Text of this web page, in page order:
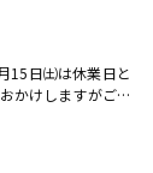
15日㈯は休業日と
かけしますがご理